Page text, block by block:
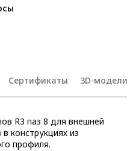
Сертификаты 3D-модели
R3 паз 8 для внешней
конструкциях из
профиля.